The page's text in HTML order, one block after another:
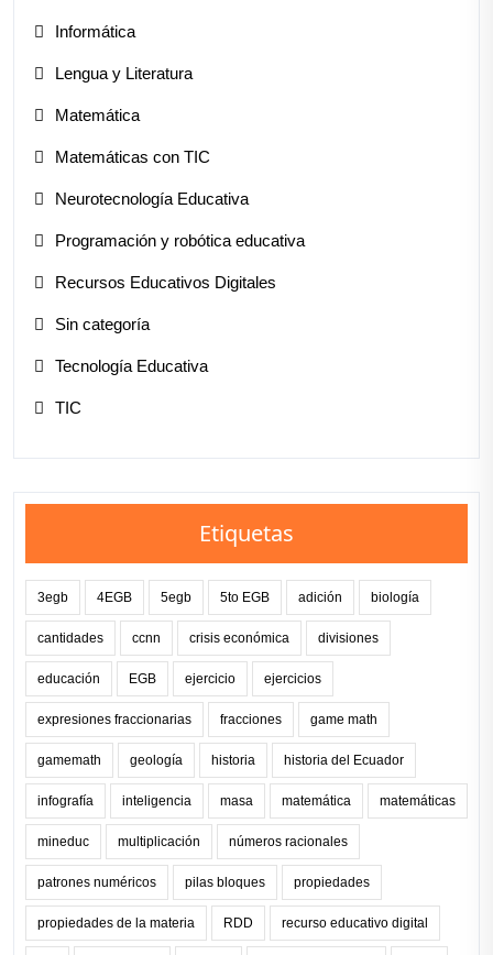
Informática
Lengua y Literatura
Matemática
Matemáticas con TIC
Neurotecnología Educativa
Programación y robótica educativa
Recursos Educativos Digitales
Sin categoría
Tecnología Educativa
TIC
Etiquetas
3egb 4EGB 5egb 5to EGB adición biología
cantidades ccnn crisis económica divisiones
educación EGB ejercicio ejercicios
expresiones fraccionarias fracciones game math
gamemath geología historia historia del Ecuador
infografía inteligencia masa matemática matemáticas
mineduc multiplicación números racionales
patrones numéricos pilas bloques propiedades
propiedades de la materia RDD recurso educativo digital